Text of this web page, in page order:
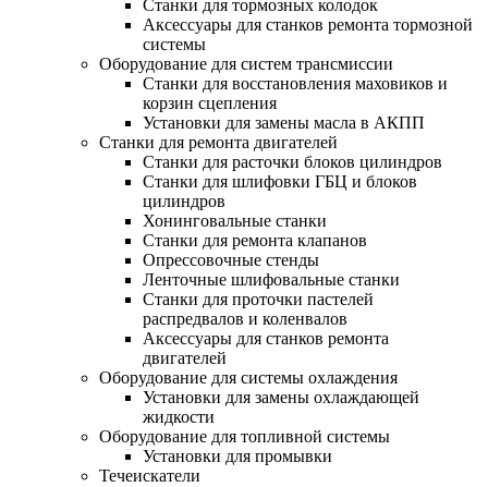
Станки для тормозных колодок
Аксессуары для станков ремонта тормозной
системы
Оборудование для систем трансмиссии
Станки для восстановления маховиков и
корзин сцепления
Установки для замены масла в АКПП
Станки для ремонта двигателей
Станки для расточки блоков цилиндров
Станки для шлифовки ГБЦ и блоков
цилиндров
Хонинговальные станки
Станки для ремонта клапанов
Опрессовочные стенды
Ленточные шлифовальные станки
Станки для проточки пастелей
распредвалов и коленвалов
Аксессуары для станков ремонта
двигателей
Оборудование для системы охлаждения
Установки для замены охлаждающей
жидкости
Оборудование для топливной системы
Установки для промывки
Течеискатели